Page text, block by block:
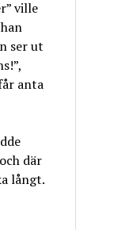
ville
ser ut
anta
där
långt.